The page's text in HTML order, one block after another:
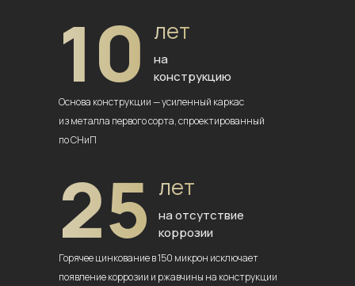
10 лет
на
конструкцию
Основа конструкции — усиленный каркас
из металла первого сорта,спроектированный
по СНиП
25 лет
на отсутствие
коррозии
Горячее цинкование в 150 микрон исключает
появление коррозии и ржавчины на конструкции